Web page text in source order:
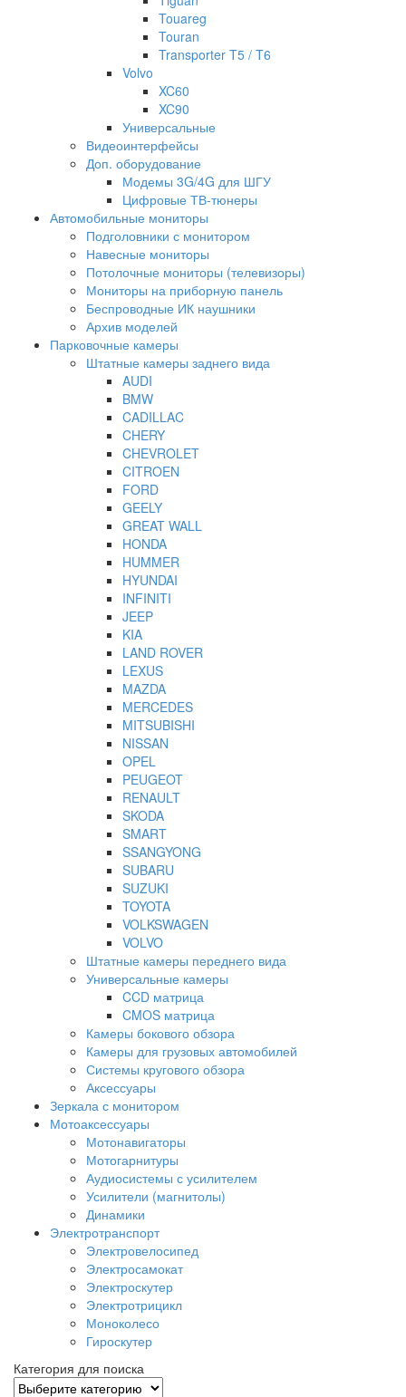
Touareg
Touran
Transporter T5 / T6
Volvo
XC60
XC90
Универсальные
Видеоинтерфейсы
Доп. оборудование
Модемы 3G/4G для ШГУ
Цифровые ТВ-тюнеры
Автомобильные мониторы
Подголовники с монитором
Навесные мониторы
Потолочные мониторы (телевизоры)
Мониторы на приборную панель
Беспроводные ИК наушники
Архив моделей
Парковочные камеры
Штатные камеры заднего вида
AUDI
BMW
CADILLAC
CHERY
CHEVROLET
CITROEN
FORD
GEELY
GREAT WALL
HONDA
HUMMER
HYUNDAI
INFINITI
JEEP
KIA
LAND ROVER
LEXUS
MAZDA
MERCEDES
MITSUBISHI
NISSAN
OPEL
PEUGEOT
RENAULT
SKODA
SMART
SSANGYONG
SUBARU
SUZUKI
TOYOTA
VOLKSWAGEN
VOLVO
Штатные камеры переднего вида
Универсальные камеры
CCD матрица
CMOS матрица
Камеры бокового обзора
Камеры для грузовых автомобилей
Системы кругового обзора
Аксессуары
Зеркала с монитором
Мотоаксессуары
Мотонавигаторы
Мотогарнитуры
Аудиосистемы с усилителем
Усилители (магнитолы)
Динамики
Электротранспорт
Электровелосипед
Электросамокат
Электроскутер
Электротрицикл
Моноколесо
Гироскутер
Категория для поиска